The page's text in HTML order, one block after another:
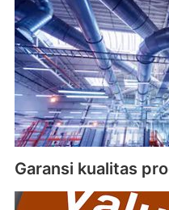
Garansi kualitas